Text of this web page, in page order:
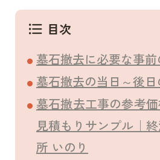
format_list_bulleted 目次
墓石撤去に必要な事
墓石撤去の当日～後
墓石撤去工事の参考
見積もりサンプル｜
所 いのり